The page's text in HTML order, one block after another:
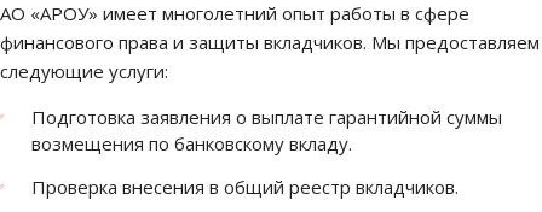
АО «АРОУ» имеет многолетний опыт работы в сфере
финансового права и защиты вкладчиков. Мы предоставляем
следующие услуги:
Подготовка заявления о выплате гарантийной суммы
возмещения по банковскому вкладу.
Проверка внесения в общий реестр вкладчиков.